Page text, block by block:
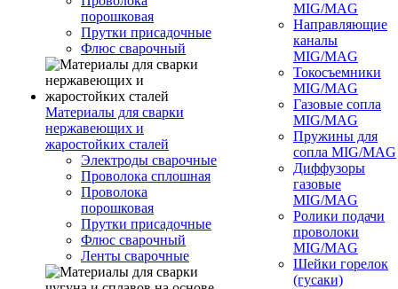
порошковая
Прутки присадочные
Флюс сварочный
Материалы для сварки
нержавеющих и
жаростойких сталей
Электроды сварочные
Проволока сплошная
Проволока
порошковая
Прутки присадочные
Флюс сварочный
Ленты сварочные
MIG/MAG
Направляющие
каналы
MIG/MAG
Токосъемники
MIG/MAG
Газовые сопла
MIG/MAG
Пружины для
сопла MIG/MAG
Диффузоры
газовые
MIG/MAG
Ролики подачи
проволоки
MIG/MAG
Шейки горелок
(гусаки)